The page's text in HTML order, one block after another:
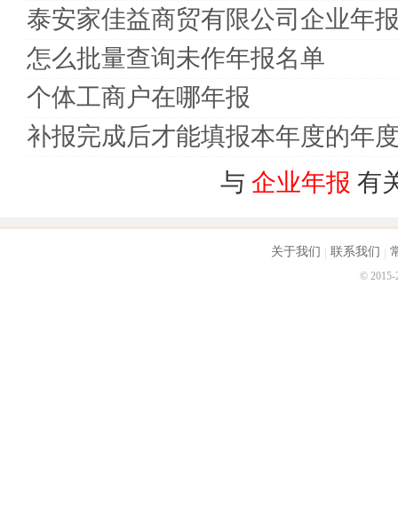
泰安家佳益商贸有限公司企业年
怎么批量查询未作年报名单
个体工商户在哪年报
补报完成后才能填报本年度的年
与 企业年报 有
关于我们 联系我们
© 2015-